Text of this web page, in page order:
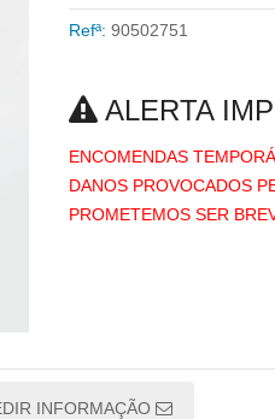
Refª: 90502751
ALERTA
ENCOMENDAS
DANOS PROVOCADOS
PROMETEMOS SER
INFORMAÇÃO